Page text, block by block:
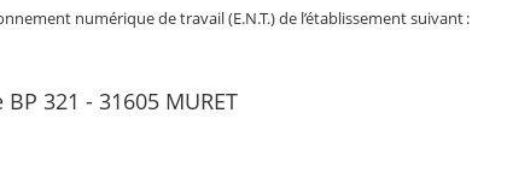
numérique de travail (E.N.T.) de l’établissement suivant :
321 - 31605 MURET